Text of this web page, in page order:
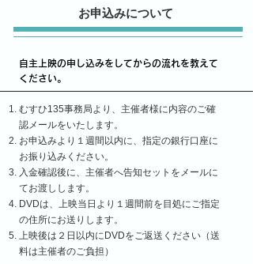
お申込みについて
自主上映の申し込みをしてからの流れを教えて
ください。
むすひ135事務局より、主催者様に内容のご確
認メールをいたします。
お申込みより１週間以内に、指定の銀行口座に
お振り込みください。
入金確認後に、主催者へ告知セットをメールに
てお渡しします。
DVDは、上映当日より１週間前を目処にご指定
の住所にお送りします。
上映後は２日以内にDVDをご返送ください（送
料は主催者のご負担）